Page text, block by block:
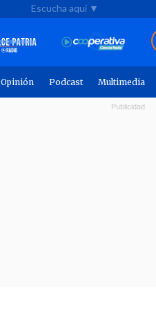
Escucha aquí ▼
Opinión Podcast Multimedia